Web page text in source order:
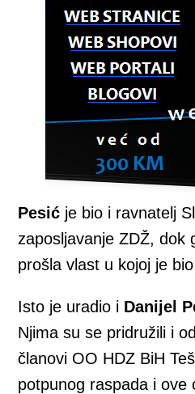
Pesić je bio i ravnatelj
zaposljavanje ZDŽ, dok
prošla vlast u kojoj je
Isto je uradio i Danijel
Njima su se pridružili i
članovi OO HDZ BiH
potpunog raspada i ove